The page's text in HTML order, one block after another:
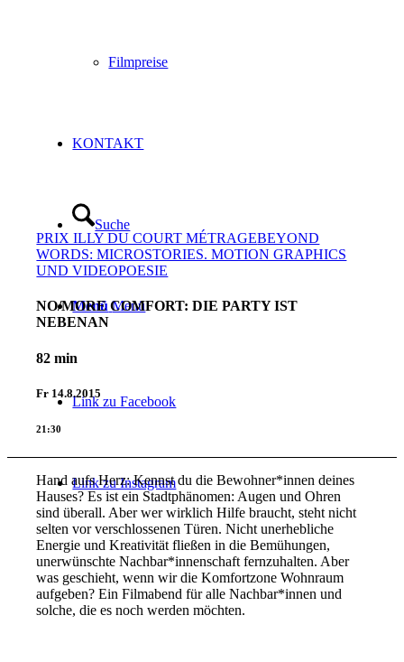
Filmpreise
KONTAKT
Suche
Menü Menü
Link zu Facebook
Link zu Instagram
PRIX ILLY DU COURT MÉTRAGEBEYOND
WORDS: MICROSTORIES. MOTION GRAPHICS
UND VIDEOPOESIE
NO/MORE COMFORT: DIE PARTY IST
NEBENAN
82 min
Fr 14.8.2015
21:30
Hand aufs Herz: Kennst du die Bewohner*innen deines
Hauses? Es ist ein Stadtphänomen: Augen und Ohren
sind überall. Aber wer wirklich Hilfe braucht, steht nicht
selten vor verschlossenen Türen. Nicht unerhebliche
Energie und Kreativität fließen in die Bemühungen,
unerwünschte Nachbar*innenschaft fernzuhalten. Aber
was geschieht, wenn wir die Komfortzone Wohnraum
aufgeben? Ein Filmabend für alle Nachbar*innen und
solche, die es noch werden möchten.